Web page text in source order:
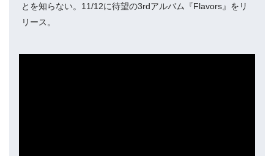
とを知らない。11/12に待望の3rdアルバム『Flavors』をリ
リース。